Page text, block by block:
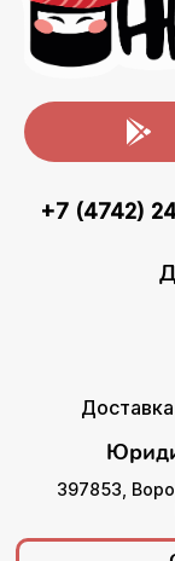
+7 (4742)
397853,